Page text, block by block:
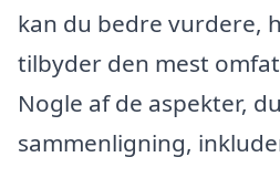
kan du bedre vurdere,
tilbyder den mest
Nogle af de aspekter,
sammenligning,